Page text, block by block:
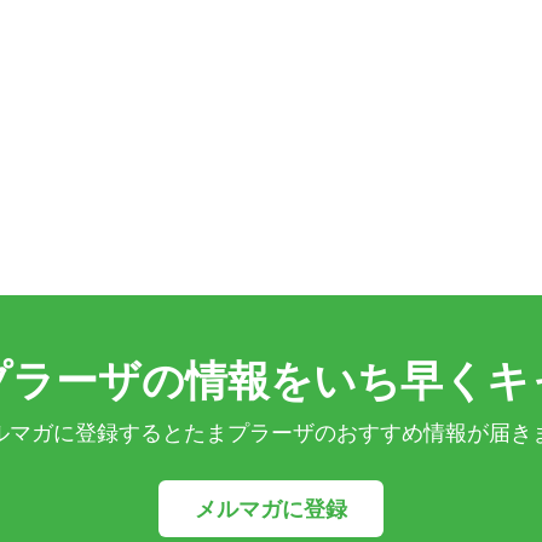
ーザの情報をいち早くキ
マガに登録するとたまプラーザのおすすめ情報が届き
メルマガに登録